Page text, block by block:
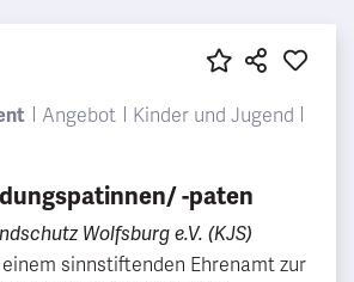
Angebot
Kinder und Jugend
-paten
Wolfsburg e.V. (KJS)
sinnstiftenden Ehrenamt zur